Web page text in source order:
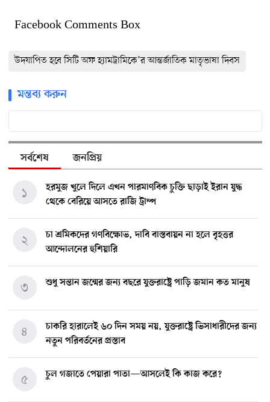
Facebook Comments Box
উদযাপিত হবে সিটি অফ হ্যামট্রামিকে’র আন্তর্জাতিক মাতৃভাষা দিবস
মন্তব্য করুন
সর্বশেষ জনপ্রিয়
হরমুজ খুলে দিলে এখন পারমাণবিক চুক্তি ছাড়াই ইরান যুদ্ধ
থেকে বেরিয়ে আসতে রাজি ট্রাম্প
১
চা শ্রমিকদের গণবিক্ষোভ, দাবি বাস্তবায়ন না হলে বৃহত্তর
আন্দোলনের হুশিয়ারি
২
শুধু সন্তান জন্মের জন্য বছরে যুক্তরাষ্ট্রে পাড়ি জমান কত মানুষ
৩
চাকরি হারালেই ৬০ দিন সময় নয়, যুক্তরাষ্ট্রে ভিসাধারীদের জন্য
নতুন পরিবর্তনের প্রস্তাব
৪
চুল গজাতে পেয়ারা পাতা—আসলেই কি কাজ করে?
৫